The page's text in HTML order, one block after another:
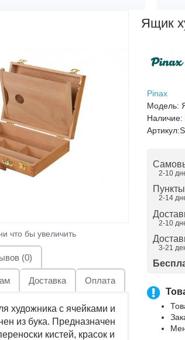
что бы увеличить
(0)
Доставка Оплата
художника с ячейками и
из бука. Предназначен
кистей, красок и
Ящик
Pinax
Модель:
Наличие:
Артикул:
2-10
2-14
2-10
3-21